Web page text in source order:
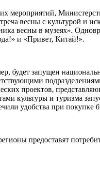
мероприятий,
весны с культурой и
весны в музеях».
и «Привет, Китай!».
будет запущен
проектов,
культуры и туризма
удобства при
предоставят